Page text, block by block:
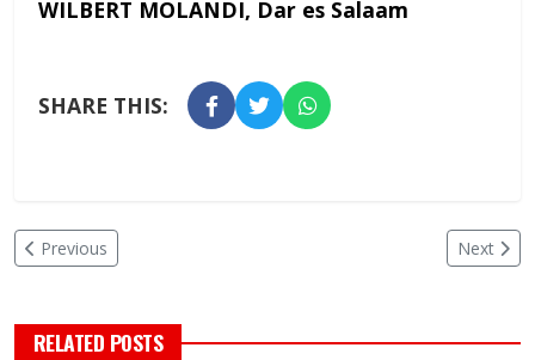
WILBERT MOLANDI, Dar es Salaam
SHARE THIS:
Previous Next
RELATED POSTS